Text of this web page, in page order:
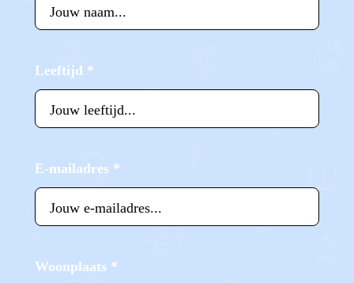
Leeftijd *
E-mailadres *
Woonplaats *